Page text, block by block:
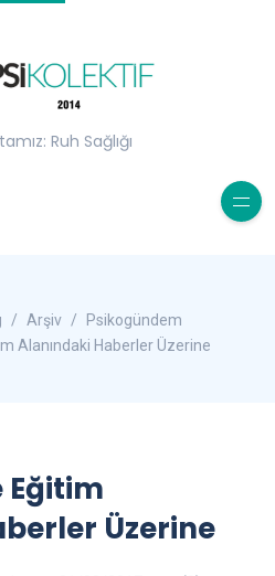
Ruh Sağlığı
Arşiv
Psikogündem
Alanındaki Haberler Üzerine
Eğitim
Üzerine